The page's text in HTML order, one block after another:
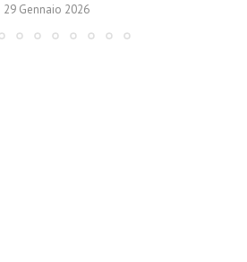
29 Gennaio 2026